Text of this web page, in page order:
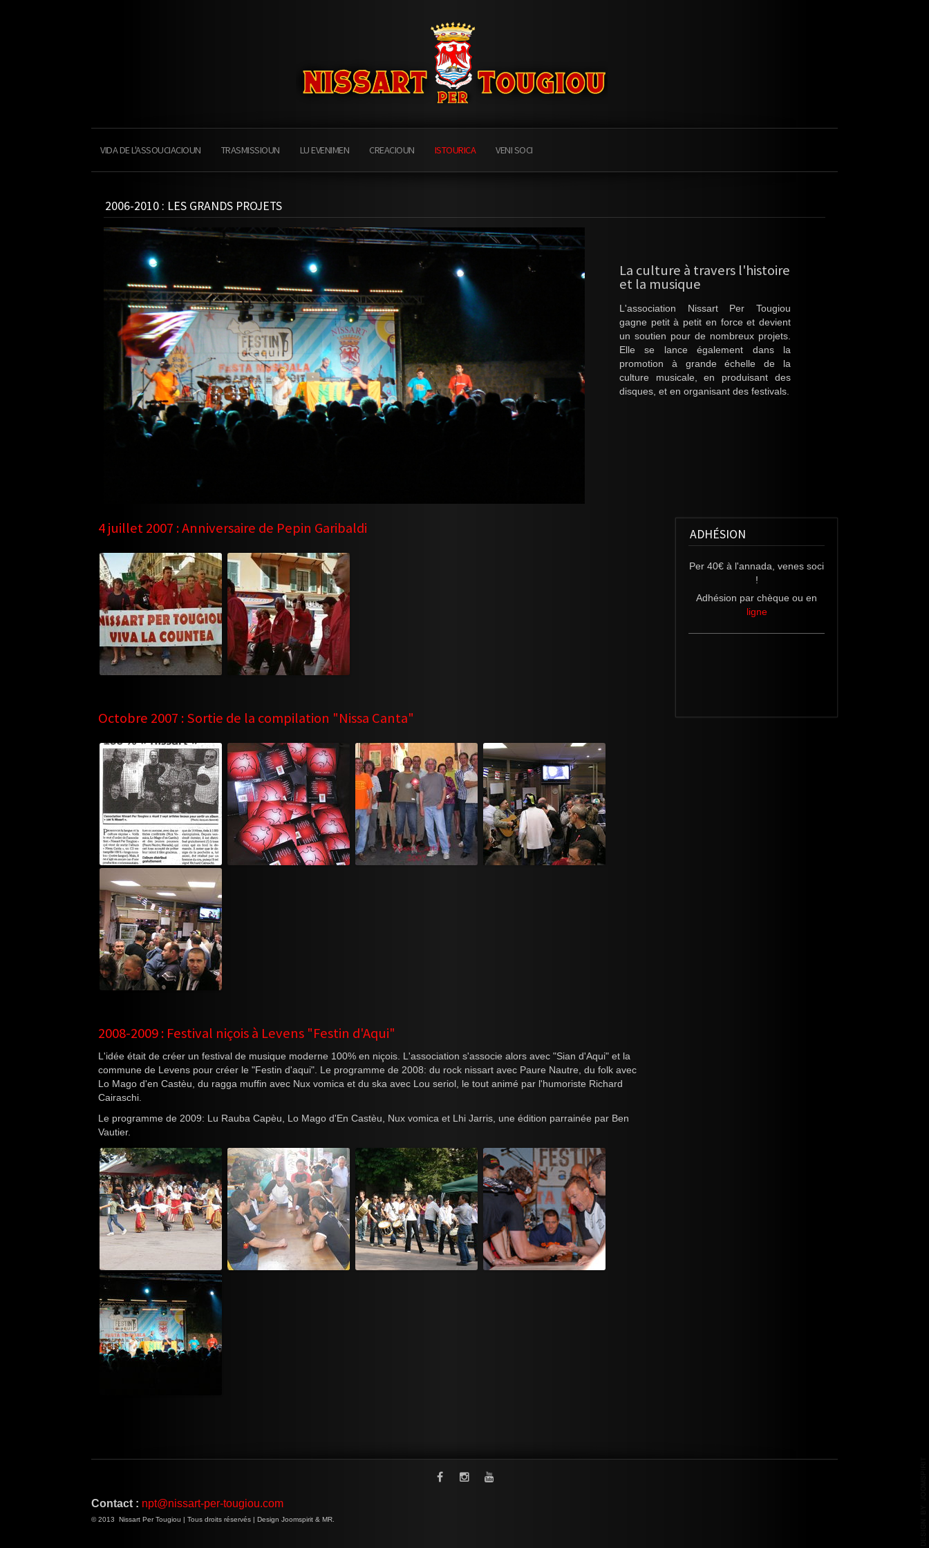
VIDA DE L'ASSOUCIACIOUN TRASMISSIOUN LU EVENIMEN CREACIOUN ISTOURICA VENI SOCI
2006-2010 : LES GRANDS PROJETS
La culture à travers l'histoire
et la musique
L'association Nissart Per Tougiou
gagne petit à petit en force et devient
un soutien pour de nombreux projets.
Elle se lance également dans la
promotion à grande échelle de la
culture musicale, en produisant des
disques, et en organisant des festivals.
4 juillet 2007 : Anniversaire de Pepin Garibaldi
Octobre 2007 : Sortie de la compilation "Nissa Canta"
2008-2009 : Festival niçois à Levens "Festin d'Aqui"
L'idée était de créer un festival de musique moderne 100% en niçois. L'association s'associe alors avec "Sian d'Aqui" et la
commune de Levens pour créer le "Festin d'aqui". Le programme de 2008: du rock nissart avec Paure Nautre, du folk avec
Lo Mago d'en Castèu, du ragga muffin avec Nux vomica et du ska avec Lou seriol, le tout animé par l'humoriste Richard
Cairaschi.
Le programme de 2009: Lu Rauba Capèu, Lo Mago d'En Castèu, Nux vomica et Lhi Jarris, une édition parrainée par Ben
Vautier.
ADHÉSION
Per 40€ à l'annada, venes soci
!
Adhésion par chèque ou en
ligne
Contact : npt@nissart-per-tougiou.com
© 2013 Nissart Per Tougiou | Tous droits réservés | Design Joomspirit & MR.